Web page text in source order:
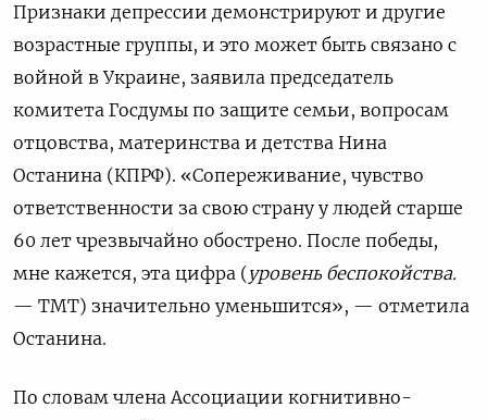
Признаки депрессии демонстрируют и другие
возрастные группы, и это может быть связано с
войной в Украине, заявила председатель
комитета Госдумы по защите семьи, вопросам
отцовства, материнства и детства Нина
Останина (КПРФ). «Сопереживание, чувство
ответственности за свою страну у людей старше
60 лет чрезвычайно обострено. После победы,
мне кажется, эта цифра (уровень беспокойства.
— ТМТ) значительно уменьшится», — отметила
Останина.
По словам члена Ассоциации когнитивно-